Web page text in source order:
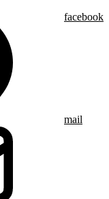
facebook
mail